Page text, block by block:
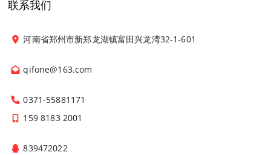
联系我们
河南省郑州市新郑龙湖镇富田兴龙湾32-1-601
qifone@163.com
0371-55881171
159 8183 2001
839472022